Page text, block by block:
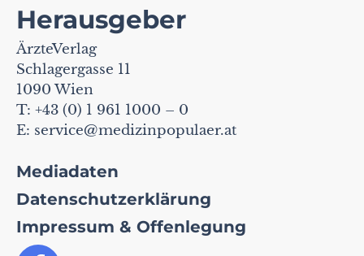
Herausgeber
ÄrzteVerlag
Schlagergasse 11
1090 Wien
T: +43 (0) 1 961 1000 – 0
E: service@medizinpopulaer.at
Mediadaten
Datenschutzerklärung
Impressum & Offenlegung